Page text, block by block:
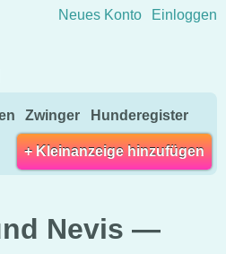
Inhalt wechseln
Neues Konto Einloggen
Zwinger Hunderegister
+ Kleinanzeige hinzufügen
Nevis —